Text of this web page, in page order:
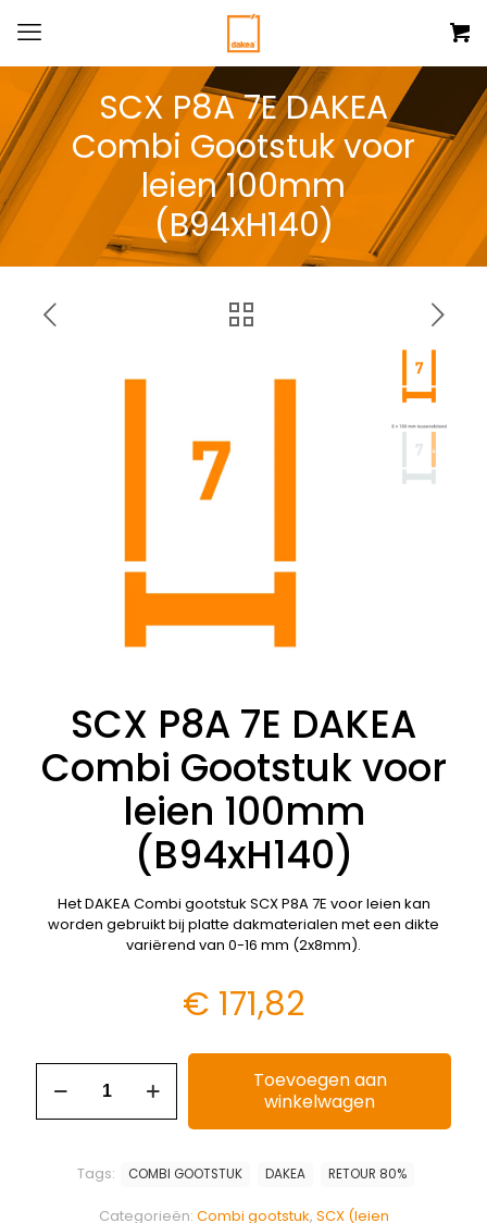
SCX P8A 7E DAKEA
Combi Gootstuk voor
leien 100mm
(B94xH140)
SCX P8A 7E DAKEA
Combi Gootstuk voor
leien 100mm
(B94xH140)
Het DAKEA Combi gootstuk SCX P8A 7E voor leien kan
worden gebruikt bij platte dakmaterialen met een dikte
variërend van 0-16 mm (2x8mm).
€ 171,82
Toevoegen aan
winkelwagen
Categorieën: Combi gootstuk, SCX (leien
Tags: COMBI GOOTSTUK DAKEA RETOUR 80%